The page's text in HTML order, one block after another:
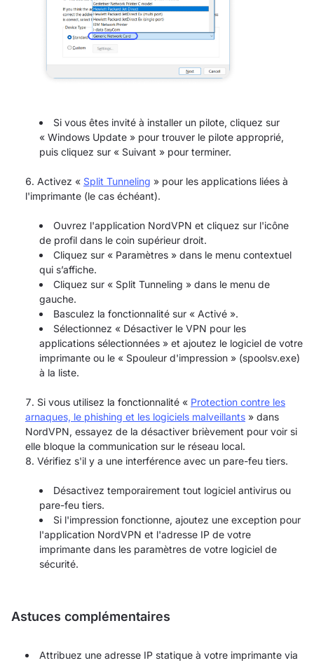
Si vous êtes invité à installer un pilote, cliquez sur
« Windows Update » pour trouver le pilote approprié,
puis cliquez sur « Suivant » pour terminer.
Activez « Split Tunneling » pour les applications liées à
l'imprimante (le cas échéant).
Ouvrez l'application NordVPN et cliquez sur l'icône
de profil dans le coin supérieur droit.
Cliquez sur « Paramètres » dans le menu contextuel
qui s’affiche.
Cliquez sur « Split Tunneling » dans le menu de
gauche.
Basculez la fonctionnalité sur « Activé ».
Sélectionnez « Désactiver le VPN pour les
applications sélectionnées » et ajoutez le logiciel de votre
imprimante ou le « Spouleur d'impression » (spoolsv.exe)
à la liste.
Si vous utilisez la fonctionnalité « Protection contre les
arnaques, le phishing et les logiciels malveillants » dans
NordVPN, essayez de la désactiver brièvement pour voir si
elle bloque la communication sur le réseau local.
Vérifiez s'il y a une interférence avec un pare-feu tiers.
Désactivez temporairement tout logiciel antivirus ou
pare-feu tiers.
Si l'impression fonctionne, ajoutez une exception pour
l'application NordVPN et l'adresse IP de votre
imprimante dans les paramètres de votre logiciel de
sécurité.
Astuces complémentaires
Attribuez une adresse IP statique à votre imprimante via